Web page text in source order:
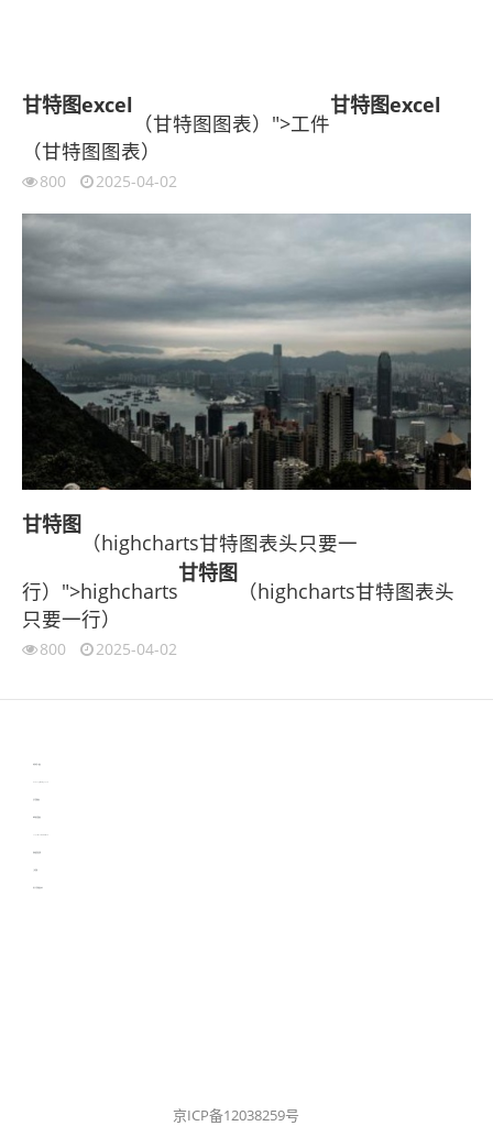
甘特图excel
（甘特图图表）">工件
甘特图excel
（甘特图图表）
800 2025-04-02
甘特图
（highcharts甘特图表头只要一
行）">highcharts
甘特图
（highcharts甘特图表头
只要一行）
800 2025-04-02
京ICP备12038259号